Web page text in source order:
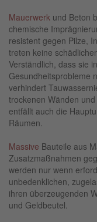
Mauerwerk und Beton
chemische
resistent gegen Pilze,
treten keine
Verständlich, dass sie
Gesundheitsprobleme
verhindert
trockenen Wänden
entfällt auch die
Räumen.
Massive Bauteile aus
Zusatzmaßnahmen
werden nur wenn
unbedenklichen,
ihren überzeugenden
und Geldbeutel.